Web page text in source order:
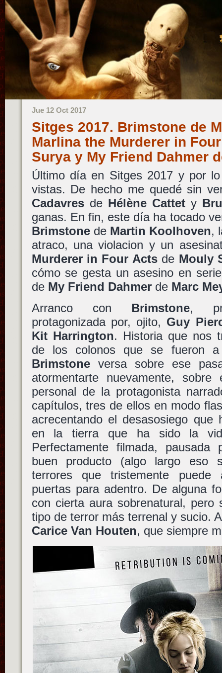
Jue 12 Oct 2017
Sitges 2017. Brimstone de
Marlina the Murderer in
Surya y My Friend Dahmer
Último día en Sitges 2017 y por
vistas. De hecho me quedé sin
Cadavresde Hélène Cattety
ganas. En fin, este día ha tocado
Brimstonede Martin Koolhoven,
atraco, una violacion y un
Murderer in Four Actsde Mouly
cómo se gesta un asesino en
de My Friend Dahmerde Marc
Arranco con Brimstone,
protagonizada por, ojito, Guy
Kit Harrington. Historia que nos
de los colonos que se fueron a
Brimstoneversa sobre ese
atormentarte nuevamente, sobre
personal de la protagonista
capítulos, tres de ellos en modo
acrecentando el desasosiego que
en la tierra que ha sido la
Perfectamente filmada,
buen producto (algo largo eso
terrores que tristemente puede
puertas para adentro. De alguna
con cierta aura sobrenatural, pero
tipo de terror más terrenal y sucio.
Carice Van Houten, que siempre